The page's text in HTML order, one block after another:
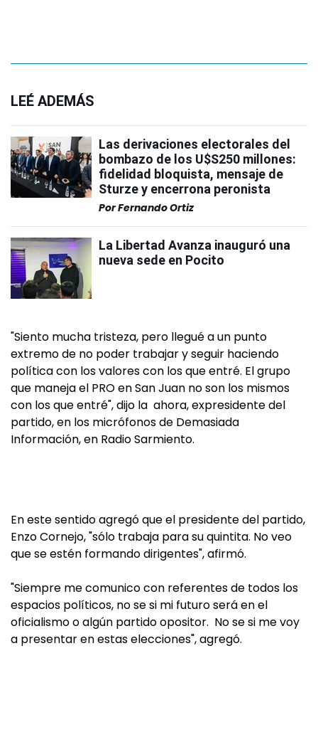
LEÉ ADEMÁS
Las derivaciones electorales del
bombazo de los U$S250 millones:
fidelidad bloquista, mensaje de
Sturze y encerrona peronista
PorFernando Ortiz
La Libertad Avanza inauguró una
nueva sede en Pocito
"Siento mucha tristeza, pero llegué a un punto
extremo de no poder trabajar y seguir haciendo
política con los valores con los que entré. El grupo
que maneja el PRO en San Juan no son los mismos
con los que entré", dijo la ahora, expresidente del
partido, en los micrófonos de Demasiada
Información, en Radio Sarmiento.
En este sentido agregó que el presidente del partido,
Enzo Cornejo, "sólo trabaja para su quintita. No veo
que se estén formando dirigentes", afirmó.
"Siempre me comunico con referentes de todos los
espacios políticos, no se si mi futuro será en el
oficialismo o algún partido opositor. No se si me voy
a presentar en estas elecciones", agregó.